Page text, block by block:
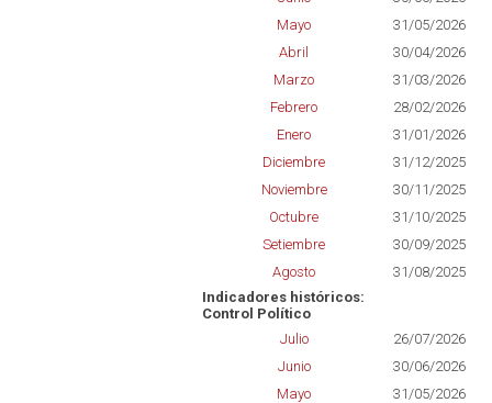
Mayo
31/05/2026
Abril
30/04/2026
Marzo
31/03/2026
Febrero
28/02/2026
Enero
31/01/2026
Diciembre
31/12/2025
Noviembre
30/11/2025
Octubre
31/10/2025
Setiembre
30/09/2025
Agosto
31/08/2025
Indicadores históricos:
Control Político
Julio
26/07/2026
Junio
30/06/2026
Mayo
31/05/2026